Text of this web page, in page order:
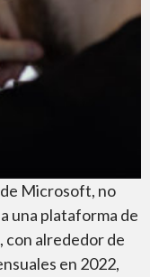
Microsoft, no
una plataforma de
con alrededor de
en 2022,